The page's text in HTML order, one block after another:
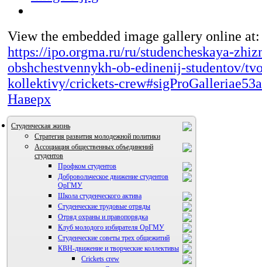
View the embedded image gallery online at:
https://ipo.orgma.ru/ru/studencheskaya-
obshchestvennykh-ob-edinenij-studentov/
kollektivy/crickets-
Наверх
Студенческая жизнь
Стратегия развития молодежной политики
Ассоциация общественных объединений
студентов
Профком студентов
Добровольческое движение студентов
ОрГМУ
Школа студенческого актива
Студенческие трудовые отряды
Отряд охраны и правопорядка
Клуб молодого избирателя ОрГМУ
Студенческие советы трех общежитий
КВН-движение и творческие коллективы
Crickets crew